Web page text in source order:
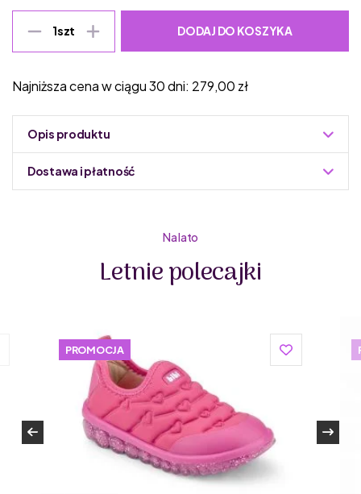
1szt DODAJ DO KOSZYKA
Najniższa cena w ciągu 30 dni: 279,00 zł
Opis produktu
Primigi to włoska marka, która na rynku działa od 1976
roku. Primigi tworzy buty dla dzieci dopasowane do
różnych etapów rozwoju, w tym także buty dziecięce
barefoot. Włoscy projektanci butów dla dzieci z Primigi
tworzą obuwie z wysokiej jakości materiałów, z dbałością
o detale. Marka dba o środowisko – buty dla dzieci od
Primigi wykonane są z materiałów naturalnych oraz
pochodzących z recyklingu. Są elastyczne, lekkie, miękkie
i stworzone z oddychających materiałów, a przy tym
Dostawa i płatność
Na lato
Letnie polecajki
PROMOCJA